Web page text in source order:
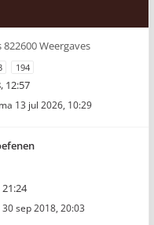
822600 Weergaves
194
12:57
ma 13 jul 2026, 10:29
30 sep 2018, 20:03